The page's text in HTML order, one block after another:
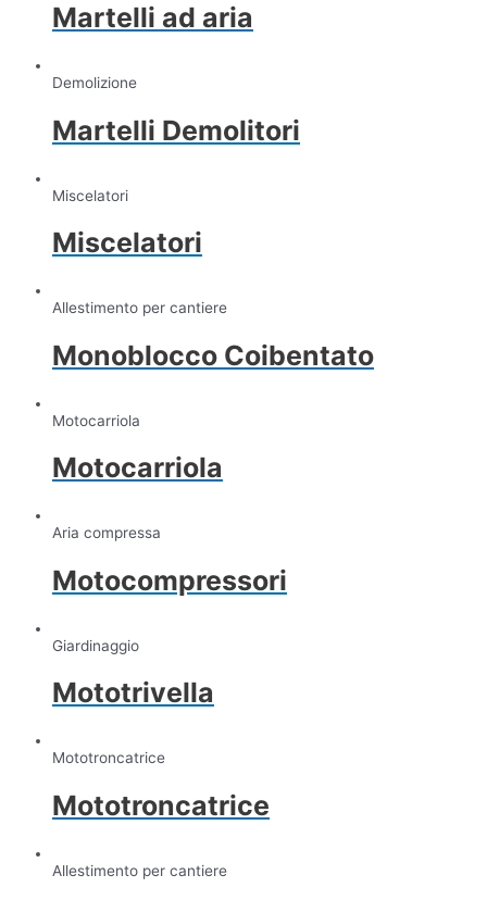
Martelli ad aria
Demolizione
Martelli Demolitori
Miscelatori
Miscelatori
Allestimento per cantiere
Monoblocco Coibentato
Motocarriola
Motocarriola
Aria compressa
Motocompressori
Giardinaggio
Mototrivella
Mototroncatrice
Mototroncatrice
Allestimento per cantiere